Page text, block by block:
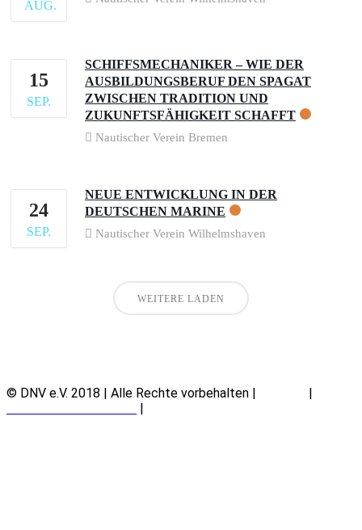
AUG.
15
SEP.
SCHIFFSMECHANIKER – WIE DER
AUSBILDUNGSBERUF DEN SPAGAT
ZWISCHEN TRADITION UND
ZUKUNFTSFÄHIGKEIT SCHAFFT
Nautischer Verein Bremen
24
SEP.
NEUE ENTWICKLUNG IN DER
DEUTSCHEN MARINE
Nautischer Verein Wilhelmshaven
WEITERE LADEN
© DNV e.V. 2018 | Alle Rechte vorbehalten |
|
|